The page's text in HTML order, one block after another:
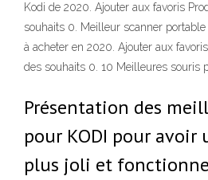
Kodi de 2020. Ajouter aux favoris
souhaits 0. Meilleur scanner
à acheter en 2020. Ajouter aux
des souhaits 0. 10 Meilleures souris
Présentation des
pour KODI pour avoir
plus joli et